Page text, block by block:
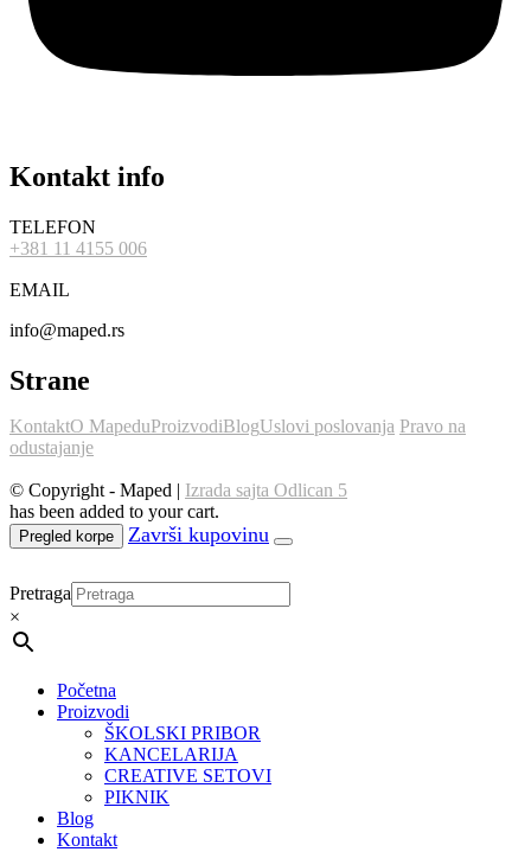
Kontakt info
TELEFON
+381 11 4155 006
EMAIL
info@maped.rs
Strane
KontaktO MapeduProizvodiBlogUslovi poslovanja Pravo na
odustajanje
© Copyright - Maped | Izrada sajta Odlican 5
has been added to your cart.
Pregled korpe
Pretraga
×
Početna
Proizvodi
ŠKOLSKI PRIBOR
KANCELARIJA
CREATIVE SETOVI
PIKNIK
Blog
Kontakt